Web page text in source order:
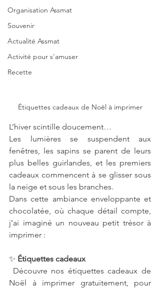
Organisation Assmat
Souvenir
Actualité Assmat
Activité pour s'amuser
Recette
Étiquettes cadeaux de Noël à imprimer
L’hiver scintille doucement…
Les lumières se suspendent aux
fenêtres, les sapins se parent de leurs
plus belles guirlandes, et les premiers
cadeaux commencent à se glisser sous
la neige et sous les branches.
Dans cette ambiance enveloppante et
chocolatée, où chaque détail compte,
j’ai imaginé un nouveau petit trésor à
imprimer :
✨ Étiquettes cadeaux
Noël à imprimer gratuitement, pour